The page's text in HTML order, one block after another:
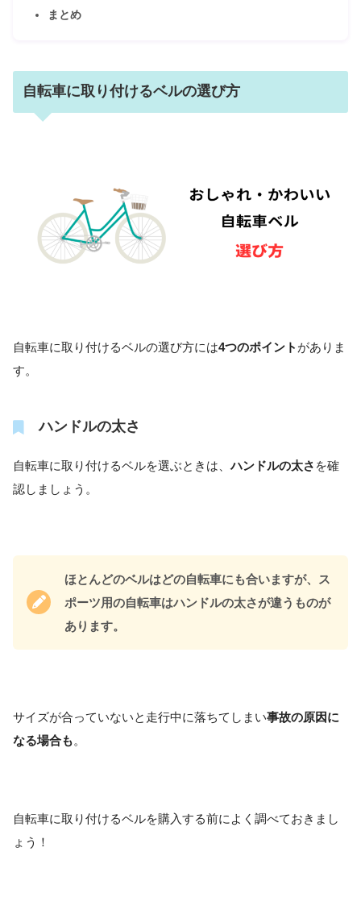
まとめ
自転車に取り付けるベルの選び方
自転車に取り付けるベルの選び方には4つのポイント がありま
す。
ハンドルの太さ
自転車に取り付けるベルを選ぶときは、ハンドルの太さ を確
認しましょう。
ほとんどのベルはどの自転車にも合いますが、ス
ポーツ用の自転車はハンドルの太さが違うものが
あります。
サイズが合っていないと走行中に落ちてしまい事故の原因に
なる場合も。
自転車に取り付けるベルを購入する前によく調べておきまし
ょう！